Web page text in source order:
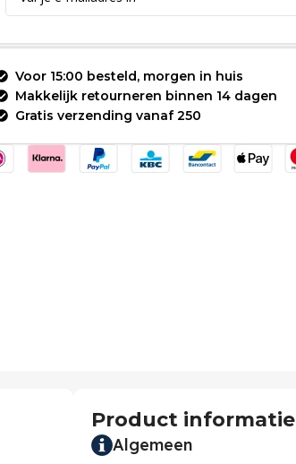
Voor 15:00 besteld, morgen in huis
Makkelijk retourneren binnen 14 dagen
Gratis verzending vanaf 250
Product informatie
Algemeen